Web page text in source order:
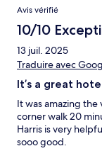
Avis vérifié
10/10
13 juil. 2025
Traduire avec
It’s a great
It was amazing
corner walk 20
Harris is very
sooo good.